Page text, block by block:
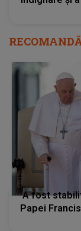
A fost
Papei